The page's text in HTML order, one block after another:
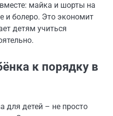
майка и шорты на
и болеро. Это экономит
детям учиться
к порядку в
для детей – не просто